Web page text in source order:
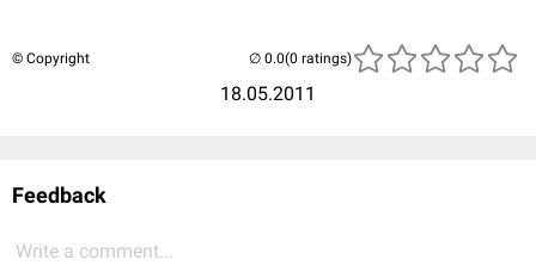
© Copyright
18.05.2011
(0 ratings)
Feedback
Write a comment...